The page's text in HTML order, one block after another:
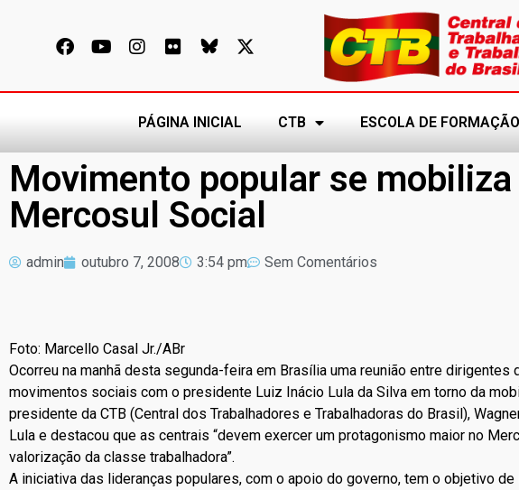
PÁGINA INICIAL CTB ESCOLA DE FORMAÇÃO
Movimento popular se
Mercosul Social
admin outubro 7, 2008 3:54 pm Sem Comentários
Foto: Marcello Casal Jr./ABr
Ocorreu na manhã desta segunda-feira em Brasília uma reunião entre
movimentos sociais com o presidente Luiz Inácio Lula da Silva em torno da
presidente da CTB (Central dos Trabalhadores e Trabalhadoras do Brasil),
Lula e destacou que as centrais “devem exercer um protagonismo maior no
valorização da classe trabalhadora”.
A iniciativa das lideranças populares, com o apoio do governo, tem o objetivo